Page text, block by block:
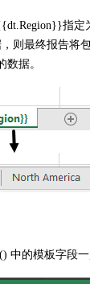
指定
则最终报告将
数据。
中的模板字段